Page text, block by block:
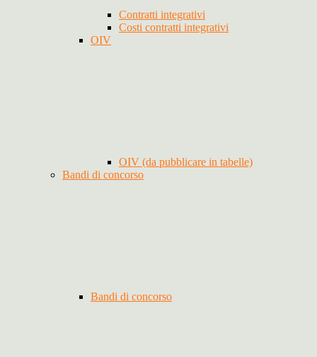
Contratti integrativi
Costi contratti integrativi
OIV
OIV (da pubblicare in tabelle)
Bandi di concorso
Bandi di concorso